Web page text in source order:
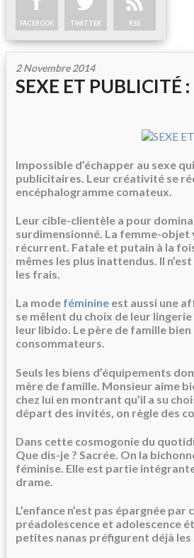
FACEBOOK TWITTER RSS
2 Novembre 2014
SEXE ET PUBLICITÉ :
Impossible d’échapper au sexe
publicitaires. Leur créativité se
encéphalogramme comateux.
Leur cible-clientèle a pour
surdimensionné. La femme-
récurrent. Fatale et putain à la
mêmes les plus inattendus. Il
les frais.
La mode féminine est aussi une
se mêlent du choix de leur
leur libido. Le père de famille
consommateurs.
Seuls les biens d’équipements
mère de famille. Monsieur aime
chez lui en montrant qu’il a su
départ des invités, on règle des
Dans cette cosmogonie du
Que dis-je ? Sacrée. On la
féminise. Elle est partie
drame.
L’enfance n’est pas épargnée
préadolescence et adolescence
petites nanas préfigurent déjà